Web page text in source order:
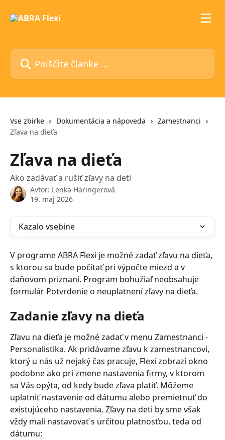
Poiščite članke ...
Vse zbirke Dokumentácia a nápoveda
Zamestnanci
Zľava na dieťa
Zľava na dieťa
Ako zadávať a rušiť zľavy na deti
Avtor: Lenka Haringerová
19. maj 2026
Kazalo vsebine
V programe ABRA Flexi je možné zadať zľavu na dieťa,
s ktorou sa bude počítať pri výpočte miezd a v
daňovom priznaní. Program bohužiaľ neobsahuje
formulár Potvrdenie o neuplatnení zľavy na dieťa.
Zadanie zľavy na dieťa
Zľavu na dieťa je možné zadať v menu Zamestnanci -
Personalistika. Ak pridávame zľavu k zamestnancovi,
ktorý u nás už nejaký čas pracuje, Flexi zobrazí okno
podobne ako pri zmene nastavenia firmy, v ktorom
sa Vás opýta, od kedy bude zľava platiť. Môžeme
uplatniť nastavenie od dátumu alebo premietnuť do
existujúceho nastavenia. Zľavy na deti by sme však
vždy mali nastavovať s určitou platnosťou, teda od
dátumu: